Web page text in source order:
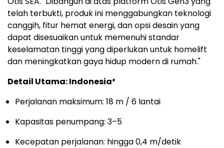
telah terbukti, produk ini menggabungkan teknologi
canggih, fitur hemat energi, dan opsi desain yang
dapat disesuaikan untuk memenuhi standar
keselamatan tinggi yang diperlukan untuk homelift
dan meningkatkan gaya hidup modern di rumah."
Detail Utama: Indonesia²
Perjalanan maksimum: 18 m / 6 lantai
Kapasitas penumpang: 3–5
Kecepatan perjalanan: hingga 0,4 m/detik